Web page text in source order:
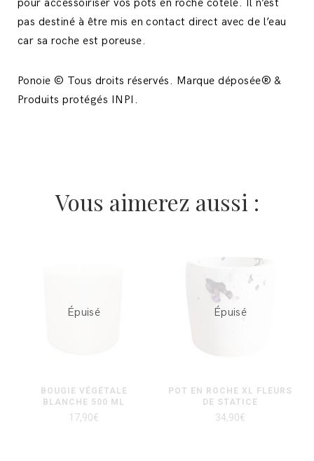
pour accessoiriser vos pots en roche côtelé. Il n’est
pas destiné à être mis en contact direct avec de l’eau
car sa roche est poreuse.
Ponoie © Tous droits réservés. Marque déposée® &
Produits protégés INPI.
Vous aimerez aussi :
BOUGIE VÉGÉTALE
BLANCHE 500 ML
17,90€
Épuisé
POT EN ROCHE XL FLEURS
DE STATICE
34,90€
Épuisé